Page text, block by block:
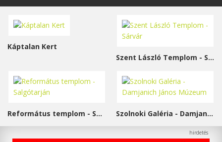
Káptalan Kert
Szent László Templom - Sárvár
Református templom - Salgótarján Szolnoki Galéria - Damjanich János Múzeum